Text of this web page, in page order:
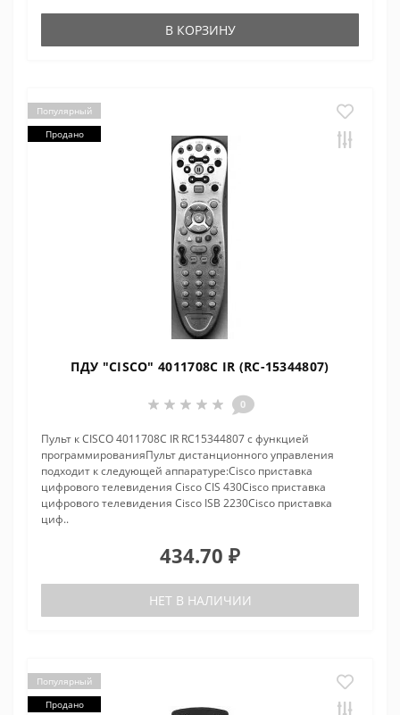
В КОРЗИНУ
Популярный
Продано
ПДУ "CISCO" 4011708C IR (RC-15344807)
0
Пульт к CISCO 4011708C IR RC15344807 с функцией
программированияПульт дистанционного управления
подходит к следующей аппаратуре:Cisco приставка
цифрового телевидения Cisco CIS 430Cisco приставка
цифрового телевидения Cisco ISB 2230Cisco приставка
циф..
434.70 ₽
НЕТ В НАЛИЧИИ
Популярный
Продано